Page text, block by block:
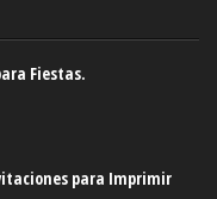
Fiestas.
para Imprimir